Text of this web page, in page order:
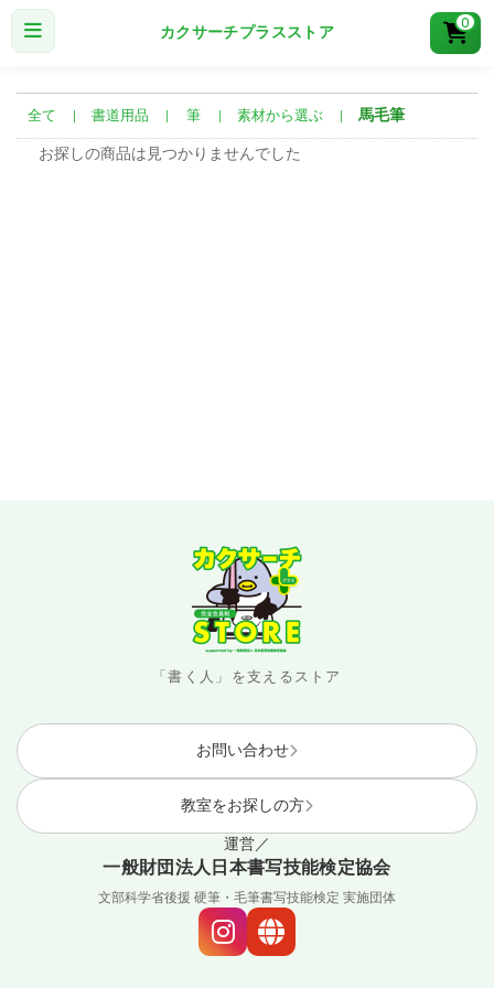
カクサーチプラスストア
0
全て 書道用品 筆 素材から選ぶ 馬毛筆
お探しの商品は見つかりませんでした
「書く人」を支えるストア
お問い合わせ
教室をお探しの方
運営／
一般財団法人日本書写技能検定協会
文部科学省後援 硬筆・毛筆書写技能検定 実施団体